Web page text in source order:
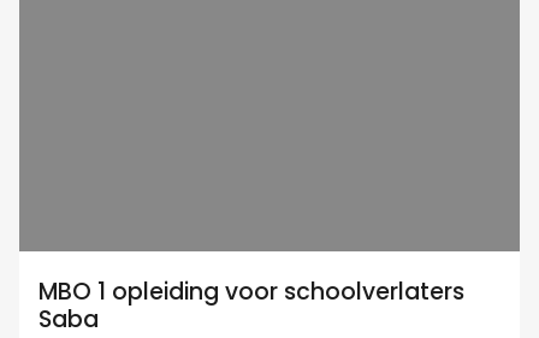
MBO 1 opleiding voor schoolverlaters
Saba